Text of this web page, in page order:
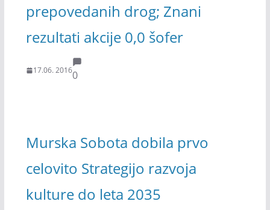
prepovedanih drog; Znani
rezultati akcije 0,0 šofer
17.06. 20160
Murska Sobota dobila prvo
celovito Strategijo razvoja
kulture do leta 2035